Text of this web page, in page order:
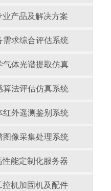
业产品及解决方案
需求综合评估系统
气体光谱提取仿真
算法评估仿真系统
红外遥测鉴别系统
图像采集处理系统
性能定制化服务器
控机加固机及配件